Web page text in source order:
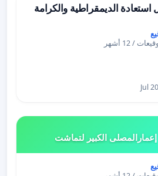
الديمقراطية والكرامة
إعمارالمصلى الكبير لتماشت